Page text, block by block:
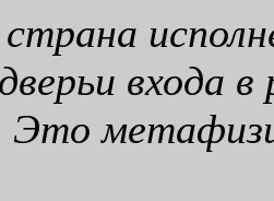
входа в
Это